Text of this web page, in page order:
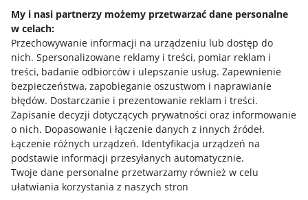
My i nasi partnerzy możemy przetwarzać dane personalne
w celach:
Przechowywanie informacji na urządzeniu lub dostęp do
nich. Spersonalizowane reklamy i treści, pomiar reklam i
treści, badanie odbiorców i ulepszanie usług. Zapewnienie
bezpieczeństwa, zapobieganie oszustwom i naprawianie
błędów. Dostarczanie i prezentowanie reklam i treści.
Zapisanie decyzji dotyczących prywatności oraz informowanie
o nich. Dopasowanie i łączenie danych z innych źródeł.
Łączenie różnych urządzeń. Identyfikacja urządzeń na
podstawie informacji przesyłanych automatycznie.
Twoje dane personalne przetwarzamy również w celu
ułatwiania korzystania z naszych stron
Allegro Gadane dla sprzedających
Allegro Gadane dla kupujących
Mapa miejscowości
Informacje prawne
Regulamin
Polityka plików "cookies"
Ustawienia plików "cookies"
Udostępnianie lokalizacji